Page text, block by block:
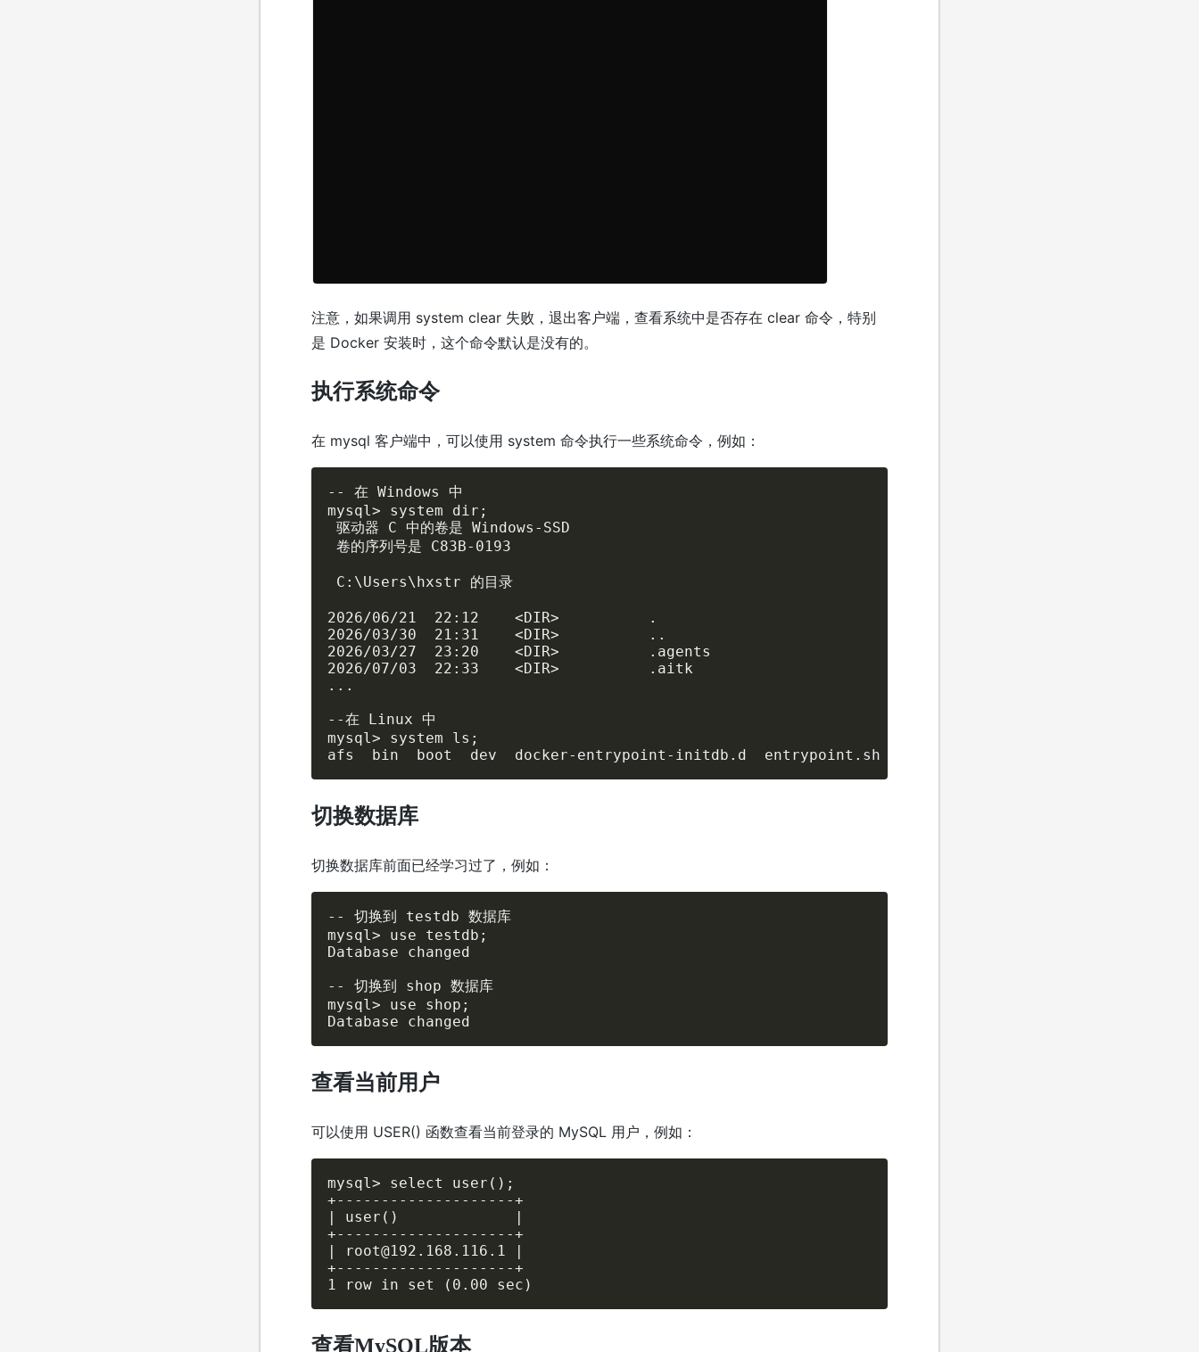
注意，如果调用 system clear 失败，退出客户端，查看系统中是否存在 clear 命令，特别
是 Docker 安装时，这个命令默认是没有的。
执行系统命令
在 mysql 客户端中，可以使用 system 命令执行一些系统命令，例如：
-- 在 Windows 中
mysql> system dir;
驱动器 C 中的卷是 Windows-SSD
卷的序列号是 C83B-0193
C:\Users\hxstr 的目录
2026/06/21  22:12    <DIR>          .
2026/03/30  21:31    <DIR>          ..
2026/03/27  23:20    <DIR>          .agents
2026/07/03  22:33    <DIR>          .aitk
...
--在 Linux 中
mysql> system ls;
afs  bin  boot  dev  docker-entrypoint-initdb.d  entrypoint.sh  etc  home  lib  lib64  media  mnt
切换数据库
切换数据库前面已经学习过了，例如：
-- 切换到 testdb 数据库
mysql> use testdb;
Database changed
-- 切换到 shop 数据库
mysql> use shop;
Database changed
查看当前用户
可以使用 USER() 函数查看当前登录的 MySQL 用户，例如：
mysql> select user();
+--------------------+
| user()             |
+--------------------+
| root@192.168.116.1 |
+--------------------+
1 row in set (0.00 sec)
查看MySQL版本